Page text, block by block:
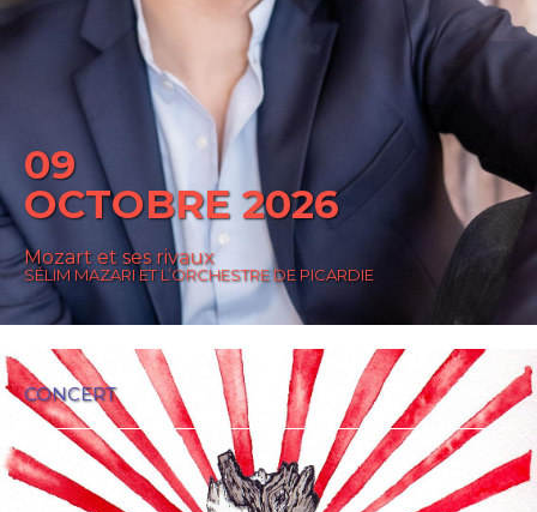
09
OCTOBRE 2026
Mozart et ses rivaux
SÉLIM MAZARI ET L’ORCHESTRE DE PICARDIE
CONCERT